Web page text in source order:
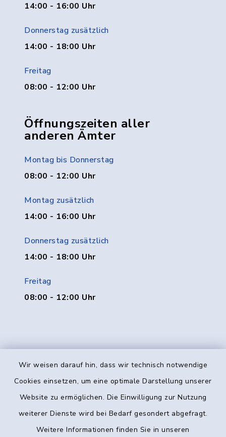
Wir weisen darauf hin, dass wir technisch notwendige
Cookies einsetzen, um eine optimale Darstellung unserer
Website zu ermöglichen. Die Einwilligung zur Nutzung
weiterer Dienste wird bei Bedarf gesondert abgefragt.
Weitere Informationen finden Sie in unseren
14:00 - 16:00 Uhr
Donnerstag zusätzlich
14:00 - 18:00 Uhr
Freitag
08:00 - 12:00 Uhr
Öffnungszeiten aller
anderen Ämter
Montag bis Donnerstag
08:00 - 12:00 Uhr
Montag zusätzlich
14:00 - 16:00 Uhr
Donnerstag zusätzlich
14:00 - 18:00 Uhr
Freitag
08:00 - 12:00 Uhr
Kontakt
Datenschutz